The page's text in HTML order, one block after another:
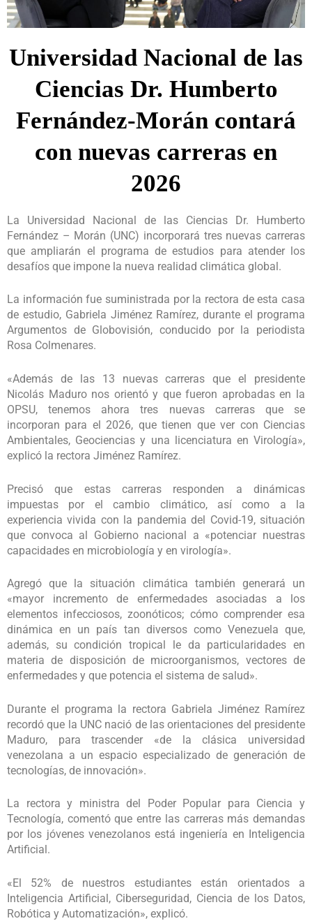
Universidad Nacional de las
Ciencias Dr. Humberto
Fernández-Morán contará
con nuevas carreras en
2026
La Universidad Nacional de las Ciencias Dr. Humberto
Fernández – Morán (UNC) incorporará tres nuevas carreras
que ampliarán el programa de estudios para atender los
desafíos que impone la nueva realidad climática global.
La información fue suministrada por la rectora de esta casa
de estudio, Gabriela Jiménez Ramírez, durante el programa
Argumentos de Globovisión, conducido por la periodista
Rosa Colmenares.
«Además de las 13 nuevas carreras que el presidente
Nicolás Maduro nos orientó y que fueron aprobadas en la
OPSU, tenemos ahora tres nuevas carreras que se
incorporan para el 2026, que tienen que ver con Ciencias
Ambientales, Geociencias y una licenciatura en Virología»,
explicó la rectora Jiménez Ramírez.
Precisó que estas carreras responden a dinámicas
impuestas por el cambio climático, así como a la
experiencia vivida con la pandemia del Covid-19, situación
que convoca al Gobierno nacional a «potenciar nuestras
capacidades en microbiología y en virología».
Agregó que la situación climática también generará un
«mayor incremento de enfermedades asociadas a los
elementos infecciosos, zoonóticos; cómo comprender esa
dinámica en un país tan diversos como Venezuela que,
además, su condición tropical le da particularidades en
materia de disposición de microorganismos, vectores de
enfermedades y que potencia el sistema de salud».
Durante el programa la rectora Gabriela Jiménez Ramírez
recordó que la UNC nació de las orientaciones del presidente
Maduro, para trascender «de la clásica universidad
venezolana a un espacio especializado de generación de
tecnologías, de innovación».
La rectora y ministra del Poder Popular para Ciencia y
Tecnología, comentó que entre las carreras más demandas
por los jóvenes venezolanos está ingeniería en Inteligencia
Artificial.
«El 52% de nuestros estudiantes están orientados a
Inteligencia Artificial, Ciberseguridad, Ciencia de los Datos,
Robótica y Automatización», explicó.